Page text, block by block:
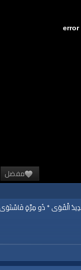
مفضل
الْقُوَى * ذُو مِرَّةٍ فَاسْتَوَى